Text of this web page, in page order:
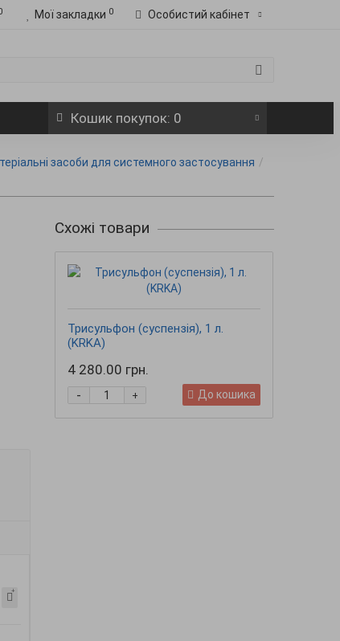
Мої закладки 0 Особистий кабінет
Кошикпокупок: 0
засоби для системного застосування
Схожі товари
Трисульфон (суспензія), 1 л.
(KRKA)
4 280.00 грн.
+
- До кошика